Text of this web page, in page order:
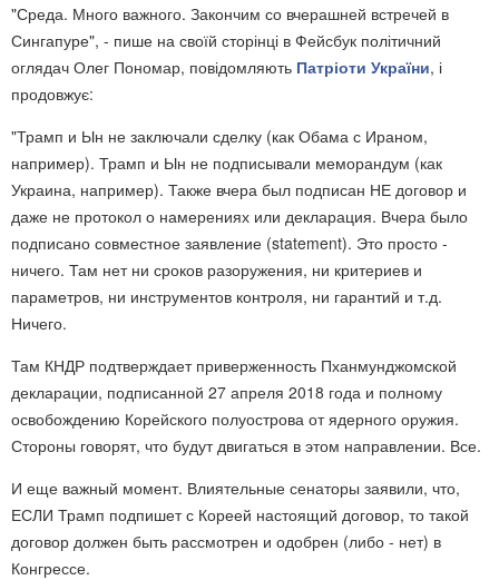
"Среда. Много важного. Закончим со вчерашней встречей в
Сингапуре", - пише на своїй сторінці в Фейсбук політичний
оглядач Олег Пономар, повідомляють Патріоти України, і
продовжує:
"Трамп и Ын не заключали сделку (как Обама с Ираном,
например). Трамп и Ын не подписывали меморандум (как
Украина, например). Также вчера был подписан НЕ договор и
даже не протокол о намерениях или декларация. Вчера было
подписано совместное заявление (statement). Это просто -
ничего. Там нет ни сроков разоружения, ни критериев и
параметров, ни инструментов контроля, ни гарантий и т.д.
Ничего.
Там КНДР подтверждает приверженность Пханмунджомской
декларации, подписанной 27 апреля 2018 года и полному
освобождению Корейского полуострова от ядерного оружия.
Стороны говорят, что будут двигаться в этом направлении. Все.
И еще важный момент. Влиятельные сенаторы заявили, что,
ЕСЛИ Трамп подпишет с Кореей настоящий договор, то такой
договор должен быть рассмотрен и одобрен (либо - нет) в
Конгрессе.